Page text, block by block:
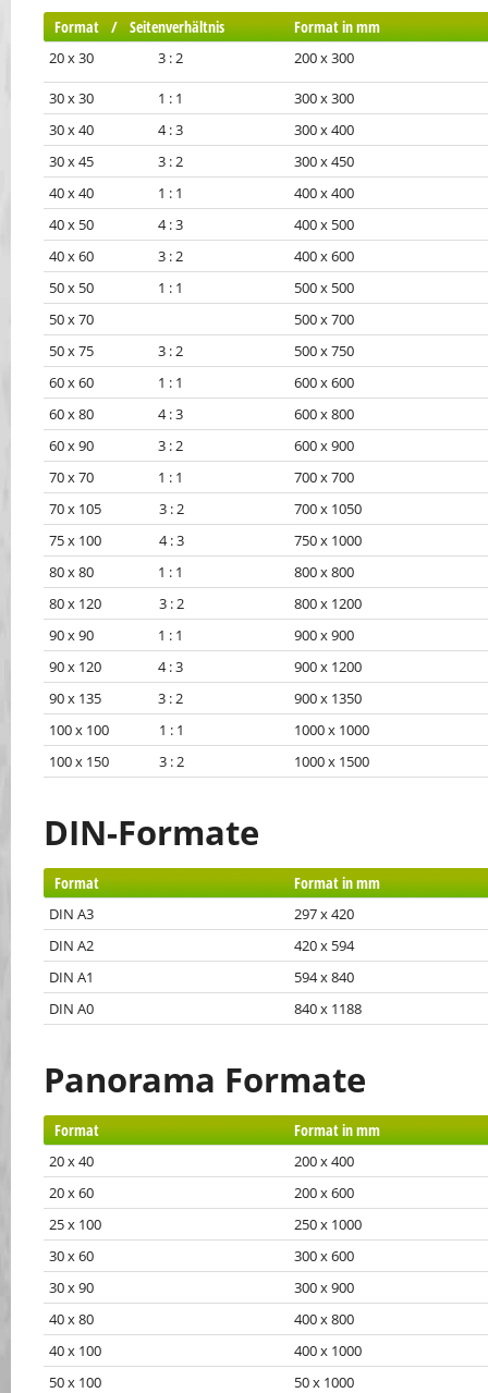
Format / Seitenverhältnis Format in mm
20 x 30 3 : 2 200 x 300
30 x 30 1 : 1
300 x 300
30 x 40 4 : 3
300 x 400
30 x 45 3 : 2
300 x 450
40 x 40 1 : 1
400 x 400
40 x 50 4 : 3
400 x 500
40 x 60 3 : 2
400 x 600
50 x 50 1 : 1
500 x 500
50 x 70
500 x 700
50 x 75 3 : 2
500 x 750
60 x 60 1 : 1
600 x 600
60 x 80 4 : 3
600 x 800
60 x 90 3 : 2
600 x 900
70 x 70 1 : 1
700 x 700
70 x 105 3 : 2
700 x 1050
75 x 100 4 : 3
750 x 1000
80 x 80 1 : 1
800 x 800
80 x 120 3 : 2
800 x 1200
90 x 90 1 : 1
900 x 900
90 x 120 4 : 3
900 x 1200
90 x 135 3 : 2
900 x 1350
100 x 100 1 : 1
1000 x 1000
100 x 150 3 : 2
1000 x 1500
DIN-Formate
Format Format in mm
DIN A3
297 x 420
DIN A2
420 x 594
DIN A1
594 x 840
DIN A0
840 x 1188
Panorama Formate
Format Format in mm
20 x 40
200 x 400
20 x 60
200 x 600
25 x 100
250 x 1000
30 x 60
300 x 600
30 x 90
300 x 900
40 x 80
400 x 800
40 x 100
400 x 1000
50 x 100
50 x 1000